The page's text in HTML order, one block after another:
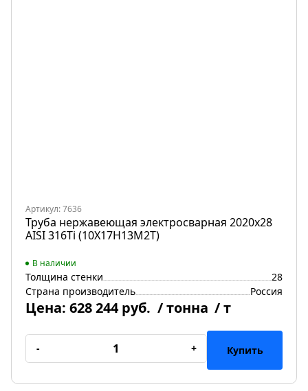
Артикул: 7636
Труба нержавеющая электросварная 2020х28
AISI 316Ti (10Х17Н13М2Т)
В наличии
Толщина стенки
28
Страна производитель
Россия
Цена: 628 244 руб. / тонна / т
- + Купить